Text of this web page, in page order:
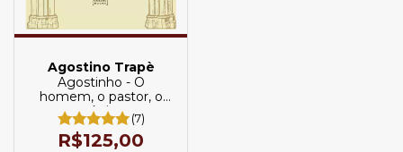
Agostino Trapè
Agostinho - O
homem, o pastor, o
místico (7)
R$125,00